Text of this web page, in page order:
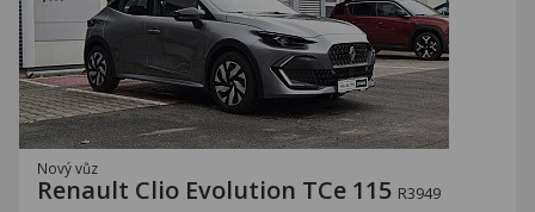
Nový vůz
Renault Clio Evolution TCe 115 R3949